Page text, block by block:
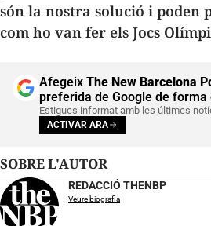
són la nostra solució i poden
com ho van fer els Jocs
Afegeix The New Barcelona
preferida de Google de forma
Estigues informat amb les últimes
ACTIVAR ARA
SOBRE L'AUTOR
REDACCIÓ THENBP
Veure biografia